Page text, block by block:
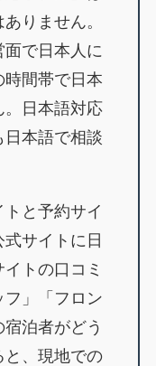
りません。
で日本人に
間帯で日本
。日本語対応
本語で相談
と予約サイ
式サイトに日
トの口コミ
」「フロン
泊者がどう
と、現地での